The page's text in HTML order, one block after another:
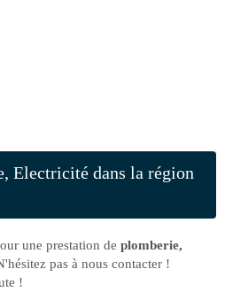
Electricité dans la région
une prestation de plomberie,
pas à nous contacter !
!